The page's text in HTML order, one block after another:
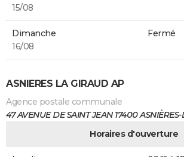
15/08
Dimanche
16/08
Fermé
ASNIERES LA GIRAUD AP
Agence postale communale
47 AVENUE DE SAINT JEAN 17400
Horaires d'ouverture